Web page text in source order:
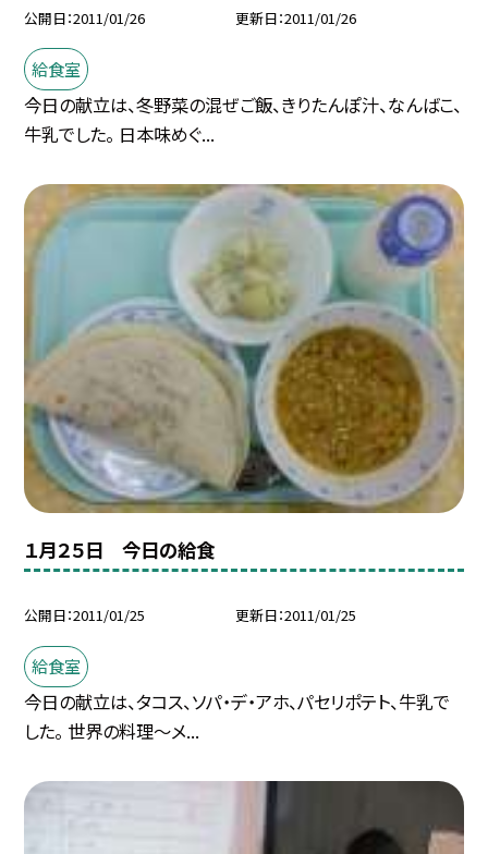
公開日 2011/01/26 更新日 2011/01/26
給食室
今日の献立は、冬野菜の混ぜご飯、きりたんぽ汁、なんばこ、
牛乳でした。 日本味めぐ...
１月２５日 今日の給食
公開日 2011/01/25 更新日 2011/01/25
給食室
今日の献立は、タコス、ソパ・デ・アホ、パセリポテト、牛乳で
した。 世界の料理〜メ...